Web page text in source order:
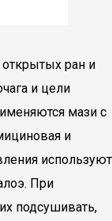
ран и
и цели
мази с
и
используют
При
подсушивать,